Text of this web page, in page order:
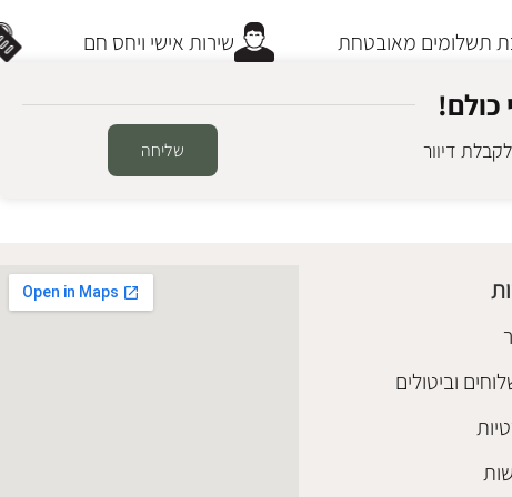
שירות אישי ויחס חם תשלומים מאובטחת
כולם!
דיוור שליחה
וביטולים